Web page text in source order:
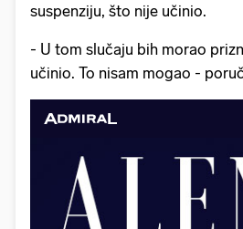
suspenziju, što nije učinio.
- U tom slučaju bih morao
učinio. To nisam mogao -